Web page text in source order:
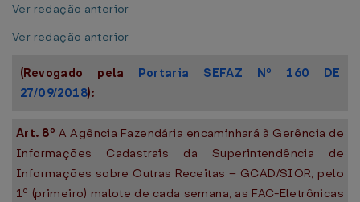
Ver redação anterior
Ver redação anterior
(Revogado pela Portaria SEFAZ Nº 160 DE
27/09/2018):
Art. 8º A Agência Fazendária encaminhará à Gerência de
Informações Cadastrais da Superintendência de
Informações sobre Outras Receitas – GCAD/SIOR, pelo
1º (primeiro) malote de cada semana, as FAC-Eletrônicas